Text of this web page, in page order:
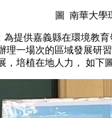
圖 南華大學
為提供嘉義縣在環境教
理一場次的區域發展研
，培植在地人力， 如下